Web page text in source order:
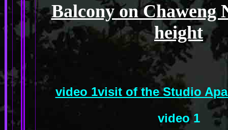
Balcony on Chaweng
height
video 1visit of the Studio
video 1